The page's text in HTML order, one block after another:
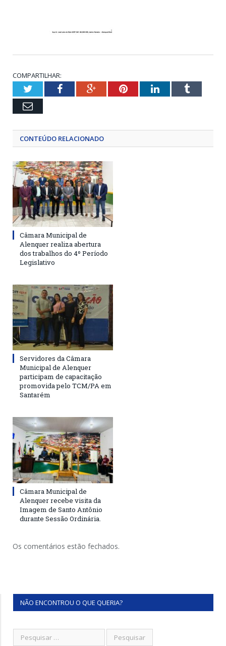
COMPARTILHAR:
TwitterFacebookGoogle+PinterestLinkedInTumblr
Email
CONTEÚDO RELACIONADO
Câmara Municipal de
Alenquer realiza abertura
dos trabalhos do 4º Período
Legislativo
Servidores da Câmara
Municipal de Alenquer
participam de capacitação
promovida pelo TCM/PA em
Santarém
Câmara Municipal de
Alenquer recebe visita da
Imagem de Santo Antônio
durante Sessão Ordinária.
Os comentários estão fechados.
NÃO ENCONTROU O QUE QUERIA?